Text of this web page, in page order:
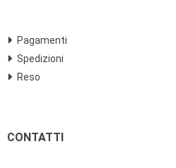
Pagamenti
Spedizioni
Reso
CONTATTI